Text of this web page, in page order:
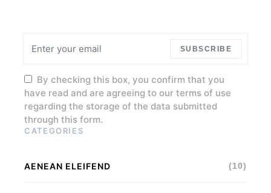
SUBSCRIBE
By checking this box, you confirm that you
have read and are agreeing to our terms of use
regarding the storage of the data submitted
through this form.
CATEGORIES
AENEAN ELEIFEND (10)